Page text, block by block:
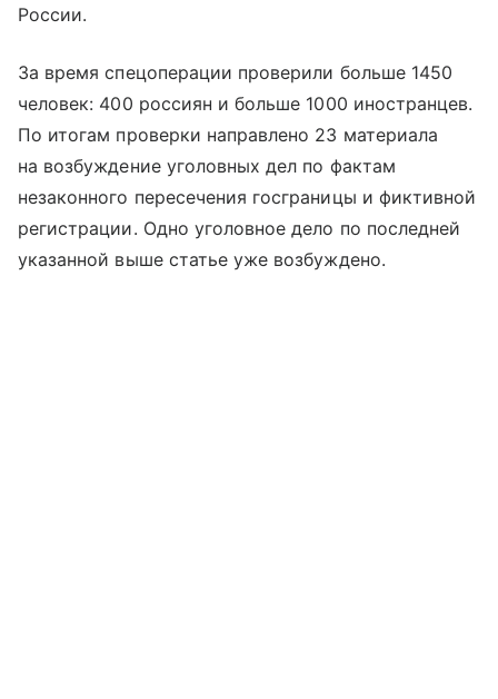
России.
За время спецоперации проверили больше 1450
человек: 400 россиян и больше 1000 иностранцев.
По итогам проверки направлено 23 материала
на возбуждение уголовных дел по фактам
незаконного пересечения госграницы и фиктивной
регистрации. Одно уголовное дело по последней
указанной выше статье уже возбуждено.